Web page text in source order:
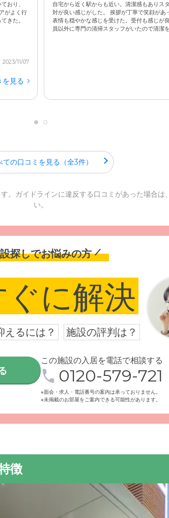
おり、
がよく行
きた。
2023/11/07
を見る
自宅から近く駅からも近い。清潔感もありス
対が良い感じがした。 挨拶が丁寧で笑顔があ
表情も穏やかな感じを受けた。受付も感じが
員以外に専門の清掃スタッフがいたので清潔
ての口コミを見る（全3件）
。ガイドラインに違反する口コミがあった場合は
い。
探しでお悩みの方
ぐに解決
えるには？ 施設の評判は？
この施設の入居を電話で相談する
0120-579-721
※面会・求人・電話番号の案内は承っておりません。
※未掲載のお部屋をご案内できる可能性があります。
徴